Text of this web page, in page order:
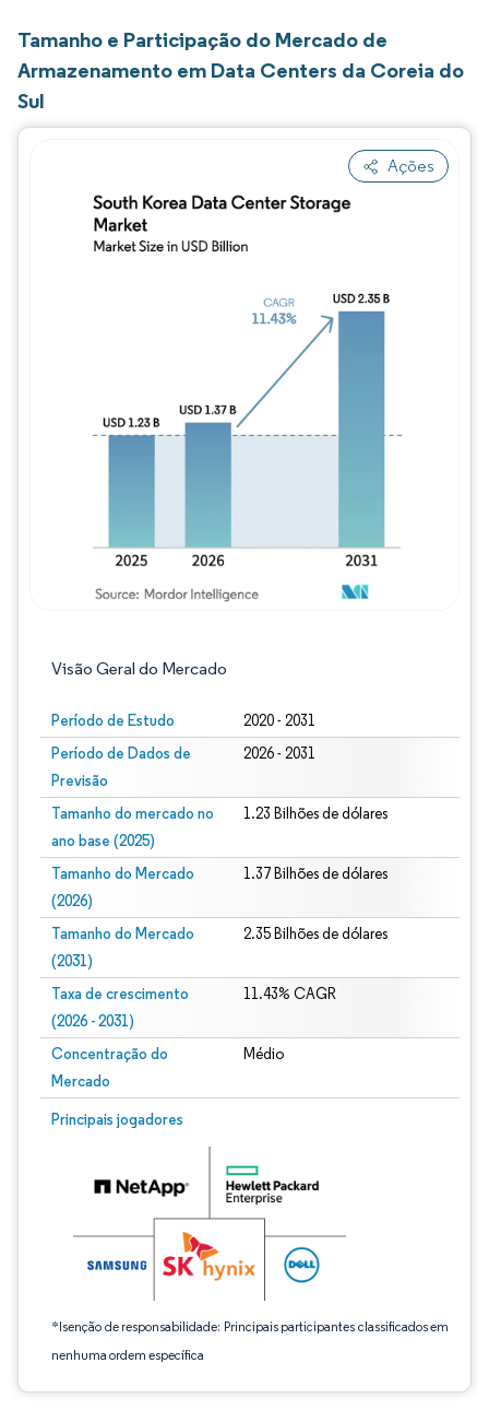
Tamanho e Participação do Mercado de
Armazenamento em Data Centers da Coreia do
Sul
Ações
Visão Geral do Mercado
Período de Estudo 2020 - 2031
Período de Dados de
Previsão
2026 - 2031
Tamanho do mercado no
ano base (2025)
1.23 Bilhões de dólares
Tamanho do Mercado
(2026)
1.37 Bilhões de dólares
Tamanho do Mercado
(2031)
2.35 Bilhões de dólares
Taxa de crescimento
(2026 - 2031)
11.43% CAGR
Concentração do
Mercado
Médio
Principais jogadores
*Isenção de responsabilidade: Principais participantes classificados em
nenhuma ordem específica
Imagem © Mordor Intelligence. O reuso requer atribuição conforme CC BY 4.0.
Imagem © Mordor Intelligence. O reuso